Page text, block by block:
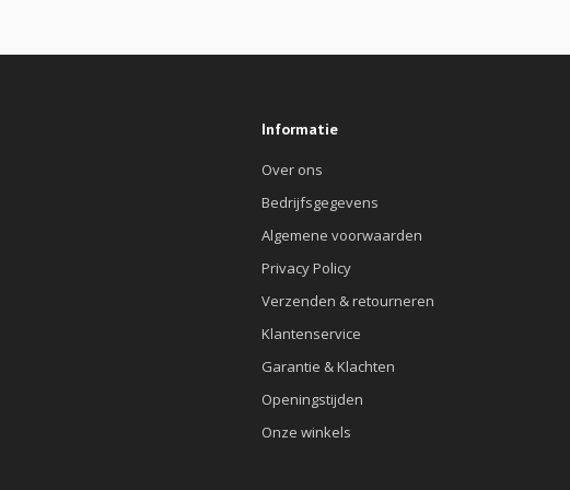
Informatie
Over ons
Bedrijfsgegevens
Algemene voorwaarden
Privacy Policy
Verzenden & retourneren
Klantenservice
Garantie & Klachten
Openingstijden
Onze winkels